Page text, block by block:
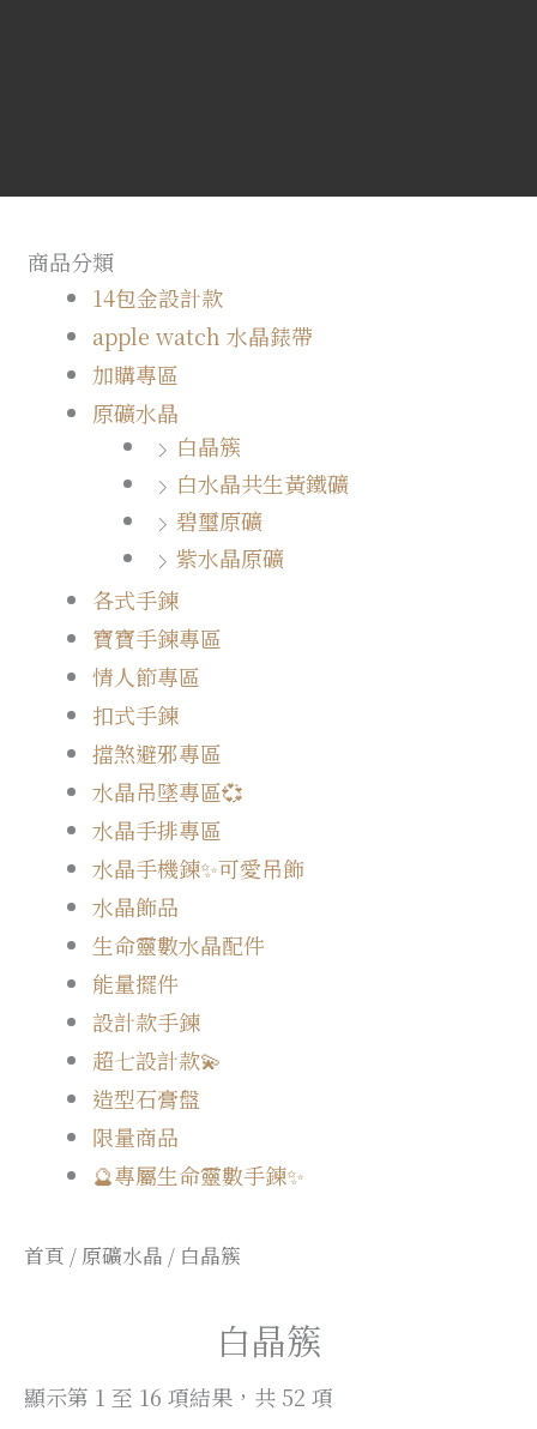
首頁 / 原礦水晶 / 白晶簇
白晶簇
顯示第 1 至 16 項結果，共 52 項
商品分類
14包金設計款
apple watch 水晶錶帶
加購專區
原礦水晶
白晶簇
白水晶共生黃鐵礦
碧璽原礦
紫水晶原礦
各式手鍊
寶寶手鍊專區
情人節專區
扣式手鍊
擋煞避邪專區
水晶吊墜專區💞
水晶手排專區
水晶手機鍊✨可愛吊飾
水晶飾品
生命靈數水晶配件
能量擺件
設計款手鍊
超七設計款💫
造型石膏盤
限量商品
🔮專屬生命靈數手鍊✨